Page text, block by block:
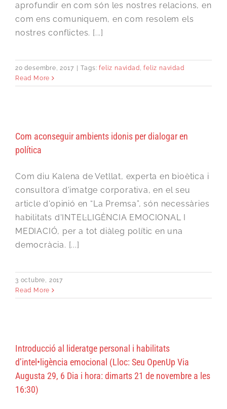
aprofundir en com són les nostres relacions, en
com ens comuniquem, en com resolem els
nostres conflictes. [...]
20 desembre, 2017 Tags:feliz navidad,feliz navidad
Read More
Com aconseguir ambients idonis per dialogar en
política
Com diu Kalena de Vetllat, experta en bioètica i
consultora d'imatge corporativa, en el seu
article d'opinió en “La Premsa”, són necessàries
habilitats d'INTEL·LIGÈNCIA EMOCIONAL I
MEDIACIÓ, per a tot diàleg polític en una
democràcia. [...]
3 octubre, 2017
Read More
Introducció al lideratge personal i habilitats
d’intel•ligència emocional (Lloc: Seu OpenUp Via
Augusta 29, 6 Dia i hora: dimarts 21 de novembre a les
16:30)